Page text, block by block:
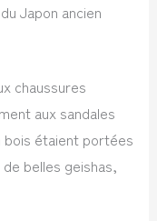
Japon ancien
chaussures
aux sandales
bois étaient portées
belles geishas,